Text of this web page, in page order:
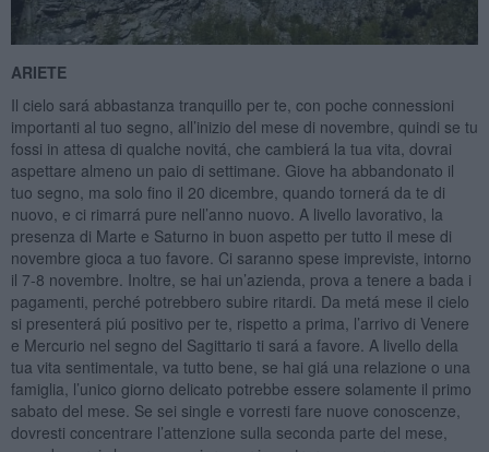
ARIETE
Il cielo sará abbastanza tranquillo per te, con poche connessioni
importanti al tuo segno, all’inizio del mese di novembre, quindi se tu
fossi in attesa di qualche novitá, che cambierá la tua vita, dovrai
aspettare almeno un paio di settimane. Giove ha abbandonato il
tuo segno, ma solo fino il 20 dicembre, quando tornerá da te di
nuovo, e ci rimarrá pure nell’anno nuovo. A livello lavorativo, la
presenza di Marte e Saturno in buon aspetto per tutto il mese di
novembre gioca a tuo favore. Ci saranno spese impreviste, intorno
il 7-8 novembre. Inoltre, se hai un’azienda, prova a tenere a bada i
pagamenti, perché potrebbero subire ritardi. Da metá mese il cielo
si presenterá piú positivo per te, rispetto a prima, l’arrivo di Venere
e Mercurio nel segno del Sagittario ti sará a favore. A livello della
tua vita sentimentale, va tutto bene, se hai giá una relazione o una
famiglia, l’unico giorno delicato potrebbe essere solamente il primo
sabato del mese. Se sei single e vorresti fare nuove conoscenze,
dovresti concentrare l’attenzione sulla seconda parte del mese,